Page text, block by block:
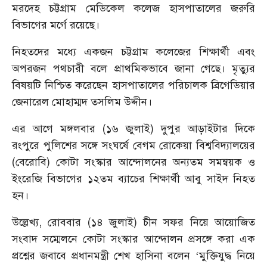
মরদেহ চট্টগ্রাম মেডিকেল কলেজ হাসপাতালের জরুরি
বিভাগের মর্গে রয়েছে।
নিহতদের মধ্যে একজন চট্টগ্রাম কলেজের শিক্ষার্থী এবং
অপরজন পথচারী বলে প্রাথমিকভাবে জানা গেছে। মৃত্যুর
বিষয়টি নিশ্চিত করেছেন হাসপাতালের পরিচালক ব্রিগেডিয়ার
জেনারেল মোহাম্মদ তসলিম উদ্দীন।
এর আগে মঙ্গলবার (১৬ জুলাই) দুপুর আড়াইটার দিকে
রংপুরে পুলিশের সঙ্গে সংঘর্ষে বেগম রোকেয়া বিশ্ববিদ্যালয়ের
(বেরোবি) কোটা সংস্কার আন্দোলনের অন্যতম সমন্বয়ক ও
ইংরেজি বিভাগের ১২তম ব্যাচের শিক্ষার্থী আবু সাইদ নিহত
হন।
উল্লেখ্য, রোববার (১৪ জুলাই) চীন সফর নিয়ে আয়োজিত
সংবাদ সম্মেলনে কোটা সংস্কার আন্দোলন প্রসঙ্গে করা এক
প্রশ্নের জবাবে প্রধানমন্ত্রী শেখ হাসিনা বলেন ‘মুক্তিযুদ্ধ নিয়ে